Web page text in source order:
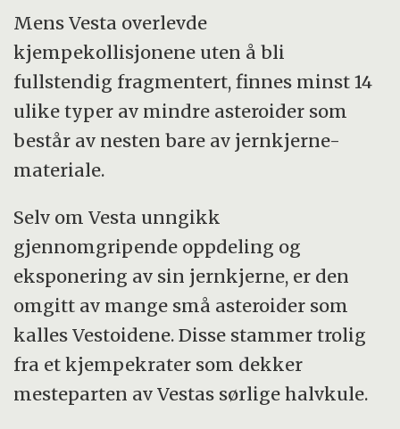
Mens Vesta overlevde
kjempekollisjonene uten å bli
fullstendig fragmentert, finnes minst 14
ulike typer av mindre asteroider som
består av nesten bare av jernkjerne-
materiale.
Selv om Vesta unngikk
gjennomgripende oppdeling og
eksponering av sin jernkjerne, er den
omgitt av mange små asteroider som
kalles Vestoidene. Disse stammer trolig
fra et kjempekrater som dekker
mesteparten av Vestas sørlige halvkule.